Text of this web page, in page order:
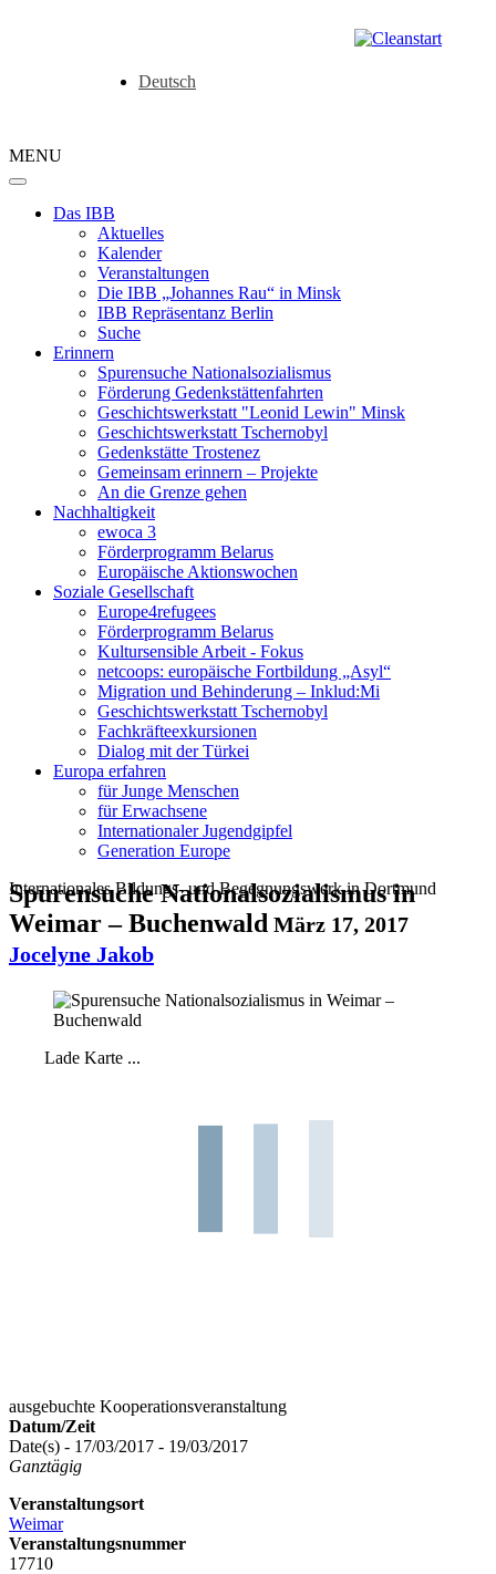
Deutsch
MENU
Das IBB
Aktuelles
Kalender
Veranstaltungen
Die IBB „Johannes Rau“ in Minsk
IBB Repräsentanz Berlin
Suche
Erinnern
Spurensuche Nationalsozialismus
Förderung Gedenkstättenfahrten
Geschichtswerkstatt "Leonid Lewin" Minsk
Geschichtswerkstatt Tschernobyl
Gedenkstätte Trostenez
Gemeinsam erinnern – Projekte
An die Grenze gehen
Nachhaltigkeit
ewoca 3
Förderprogramm Belarus
Europäische Aktionswochen
Soziale Gesellschaft
Europe4refugees
Förderprogramm Belarus
Kultursensible Arbeit - Fokus
netcoops: europäische Fortbildung „Asyl“
Migration und Behinderung – Inklud:Mi
Geschichtswerkstatt Tschernobyl
Fachkräfteexkursionen
Dialog mit der Türkei
Europa erfahren
für Junge Menschen
für Erwachsene
Internationaler Jugendgipfel
Generation Europe
Internationales Bildungs- und Begegnungswerk in Dortmund
Spurensuche Nationalsozialismus in
Weimar – Buchenwald März 17, 2017
Jocelyne Jakob
Lade Karte ...
ausgebuchte Kooperationsveranstaltung
Datum/Zeit
Date(s) - 17/03/2017 - 19/03/2017
Ganztägig
Veranstaltungsort
Weimar
Veranstaltungsnummer
17710